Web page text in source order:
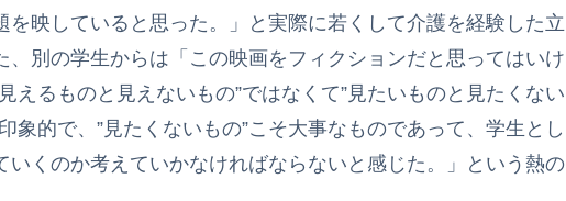
を映していると思った。」と実際に若くして介護を経験した立
、別の学生からは「この映画をフィクションだと思ってはいけ
えるものと見えないもの”ではなくて”見たいものと見たくない
象的で、”見たくないもの”こそ大事なものであって、学生とし
いくのか考えていかなければならないと感じた。」という熱の